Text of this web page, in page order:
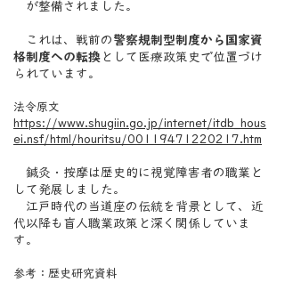
が整備されました。
これは、戦前の 警察規制型制度から国家資
格制度への転換 として医療政策史で位置づけ
られています。
法令原文
https://www.shugiin.go.jp/internet/itdb_hous
ei.nsf/html/houritsu/00119471220217.htm
鍼灸・按摩は歴史的に視覚障害者の職業と
して発展しました。
江戸時代の当道座の伝統を背景として、近
代以降も盲人職業政策と深く関係していま
す。
参考：歴史研究資料